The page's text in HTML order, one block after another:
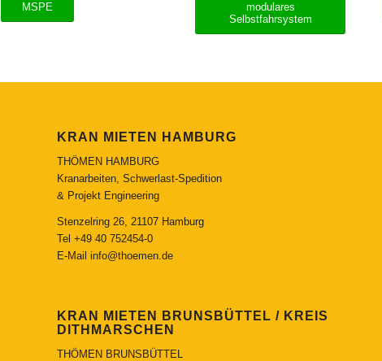
MSPE
modulares
Selbstfahrsystem
KRAN MIETEN HAMBURG
THÖMEN HAMBURG
Kranarbeiten, Schwerlast-Spedition
& Projekt Engineering
Stenzelring 26, 21107 Hamburg
Tel +49 40 752454-0
E-Mail info@thoemen.de
KRAN MIETEN BRUNSBÜTTEL / KREIS
DITHMARSCHEN
THÖMEN BRUNSBÜTTEL